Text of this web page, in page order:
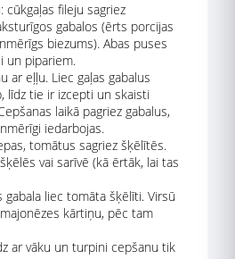
cūkgaļas fileju sagriez
gabalos (ērts porcijas
biezums). Abas puses
un pipariem.
ar eļļu. Liec gaļas gabalus
līdz tie ir izcepti un skaisti
laikā pagriez gabalus,
iedarbojas.
tomātus sagriez šķēlītēs.
vai sarīvē (kā ērtāk, lai tas
gabala liec tomāta šķēlīti. Virsū
kārtiņu, pēc tam
ar vāku un turpini cepšanu tik